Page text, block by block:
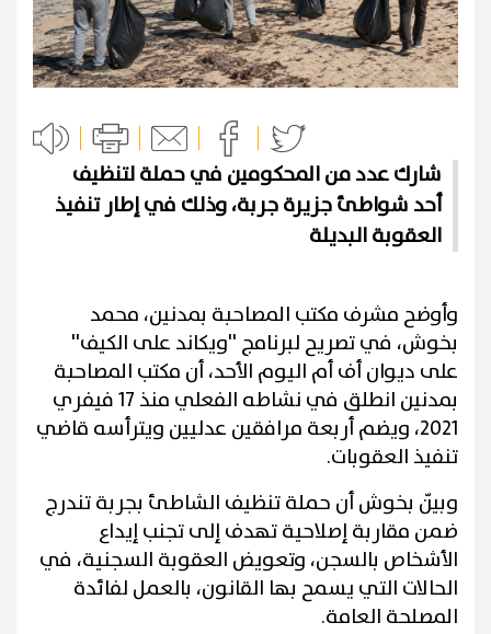
شارك عدد من المحكومين في حملة لتنظيف
أحد شواطئ جزيرة جربة، وذلك في إطار تنفيذ
العقوبة البديلة
وأوضح مشرف مكتب المصاحبة بمدنين، محمد
بخوش، في تصريح لبرنامج ''ويكاند على الكيف''
على ديوان أف أم اليوم الأحد، أن مكتب المصاحبة
بمدنين انطلق في نشاطه الفعلي منذ 17 فيفري
2021، ويضم أربعة مرافقين عدليين ويترأسه قاضي
تنفيذ العقوبات.
وبيّن بخوش أن حملة تنظيف الشاطئ بجربة تندرج
ضمن مقاربة إصلاحية تهدف إلى تجنب إيداع
الأشخاص بالسجن، وتعويض العقوبة السجنية، في
الحالات التي يسمح بها القانون، بالعمل لفائدة
المصلحة العامة.